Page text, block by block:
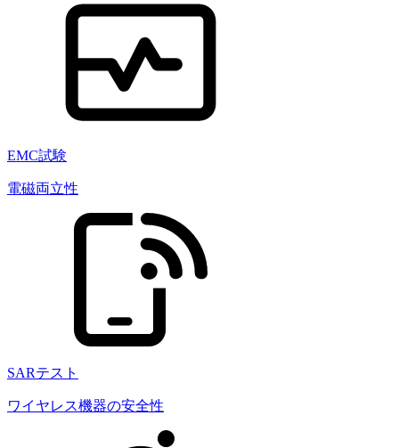
EMC試験
電磁両立性
SARテスト
ワイヤレス機器の安全性